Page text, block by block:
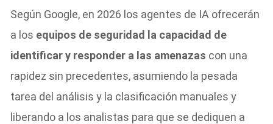
Según Google, en 2026 los agentes de IA ofrecerán
a los equipos de seguridad la capacidad de
identificar y responder a las amenazas con una
rapidez sin precedentes, asumiendo la pesada
tarea del análisis y la clasificación manuales y
liberando a los analistas para que se dediquen a